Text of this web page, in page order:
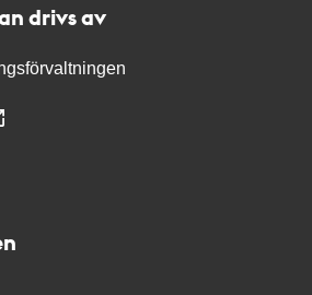
drivs av